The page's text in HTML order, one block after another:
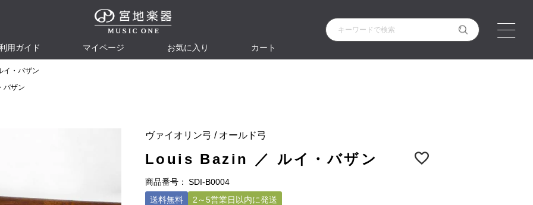
用ガイド マイページ お気に入り カート
イ・バザン
バザン
ヴァイオリン弓 / オールド弓
Louis Bazin ／ ルイ・バザン
商品番号
SDI-B0004
送料無料
2～5営業日以内に発送